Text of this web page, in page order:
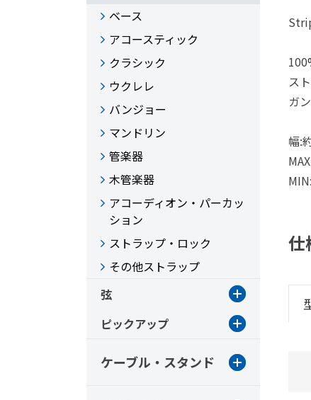
ス
ガ
幅:
仕
ベース
アコースティック
クラシック
ウクレレ
バンジョー
マンドリン
管楽器
木管楽器
アコーディオン・パーカッ
ション
ストラップ・ロック
その他ストラップ
弦
ピックアップ
ケーブル・スタンド